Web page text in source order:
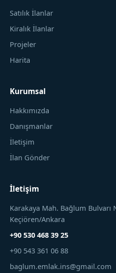
Satılık İlanlar
Kiralık İlanlar
Projeler
Harita
Kurumsal
Hakkımızda
Danışmanlar
İletişim
İlan Gönder
İletişim
Karakaya Mah. Bağlum Bulvarı
Keçiören/Ankara
+90 530 468 39 25
+90 543 361 06 88
baglum.emlak.ins@gmail.com